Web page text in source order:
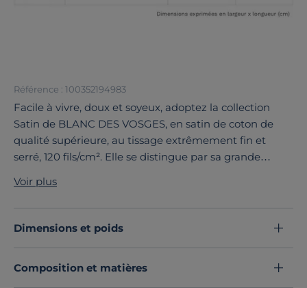
Référence : 100352194983
Facile à vivre, doux et soyeux, adoptez la collection
Satin de BLANC DES VOSGES, en satin de coton de
qualité supérieure, au tissage extrêmement fin et
serré, 120 fils/cm². Elle se distingue par sa grande
Cette housse de couette se décline dans une large
palette de coloris, pour se coordonner avec toutes vos
parures fantaisies.
Voir plus
Dimensions et poids
Composition et matières